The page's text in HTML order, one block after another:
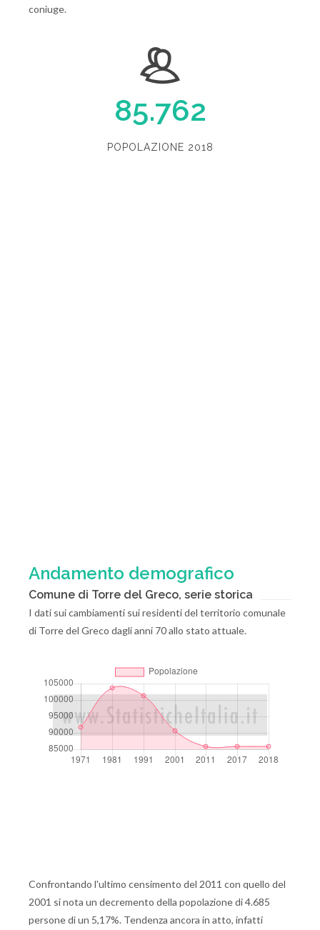
coniuge.
85.762
POPOLAZIONE 2018
Andamento demografico
Comune di Torre del Greco, serie storica
I dati sui cambiamenti sui residenti del territorio comunale
di Torre del Greco dagli anni 70 allo stato attuale.
Confrontando l'ultimo censimento del 2011 con quello del
2001 si nota un decremento della popolazione di 4.685
persone di un 5,17%. Tendenza ancora in atto, infatti